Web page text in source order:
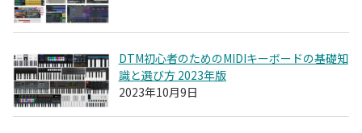
DTM初心者のためのMIDIキーボードの基礎知
識と選び方 2023年版
2023年10月9日